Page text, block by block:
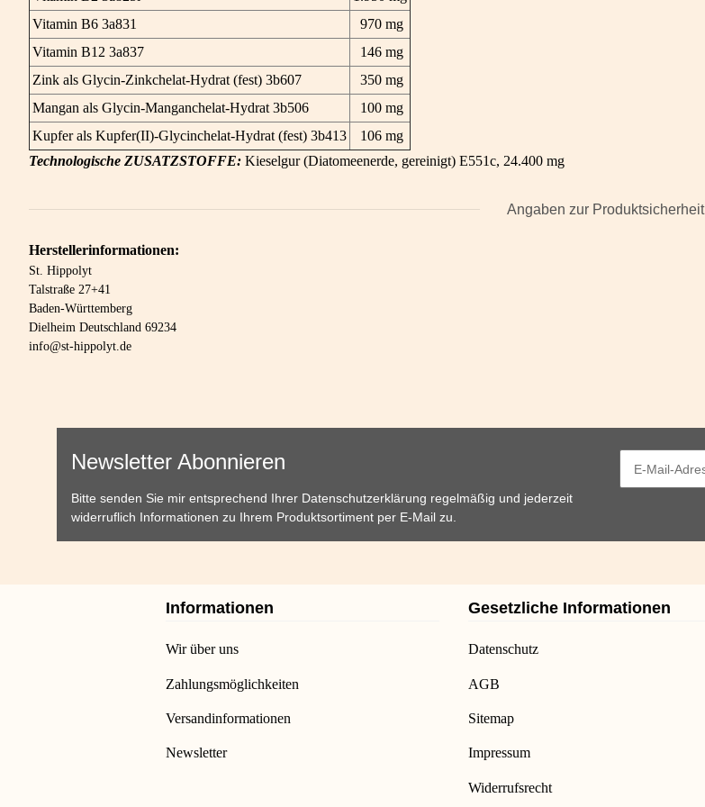
Vitamin B6 3a831
970 mg
Vitamin B12 3a837
146 mg
Zink als Glycin-Zinkchelat-Hydrat (fest) 3b607
350 mg
Mangan als Glycin-Manganchelat-Hydrat 3b506
100 mg
Kupfer als Kupfer(II)-Glycinchelat-Hydrat (fest) 3b413
106 mg
Technologische ZUSATZSTOFFE: Kieselgur (Diatomeenerde, gereinigt) E551c, 24.400 mg
Angaben zur Produktsicherheit
Herstellerinformationen:
St. Hippolyt
Talstraße 27+41
Baden-Württemberg
Dielheim Deutschland 69234
info@st-hippolyt.de
Newsletter Abonnieren
Bitte senden Sie mir entsprechend Ihrer Datenschutzerklärung regelmäßig und jederzeit
widerruflich Informationen zu Ihrem Produktsortiment per E-Mail zu.
Informationen
Wir über uns
Zahlungsmöglichkeiten
Versandinformationen
Newsletter
Gesetzliche Informationen
Datenschutz
AGB
Sitemap
Impressum
Widerrufsrecht